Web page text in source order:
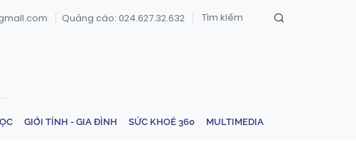
Quảng cáo: 024.627.32.632
GIỚI TÍNH - GIA ĐÌNH SỨC KHOẺ 360 MULTIMEDIA